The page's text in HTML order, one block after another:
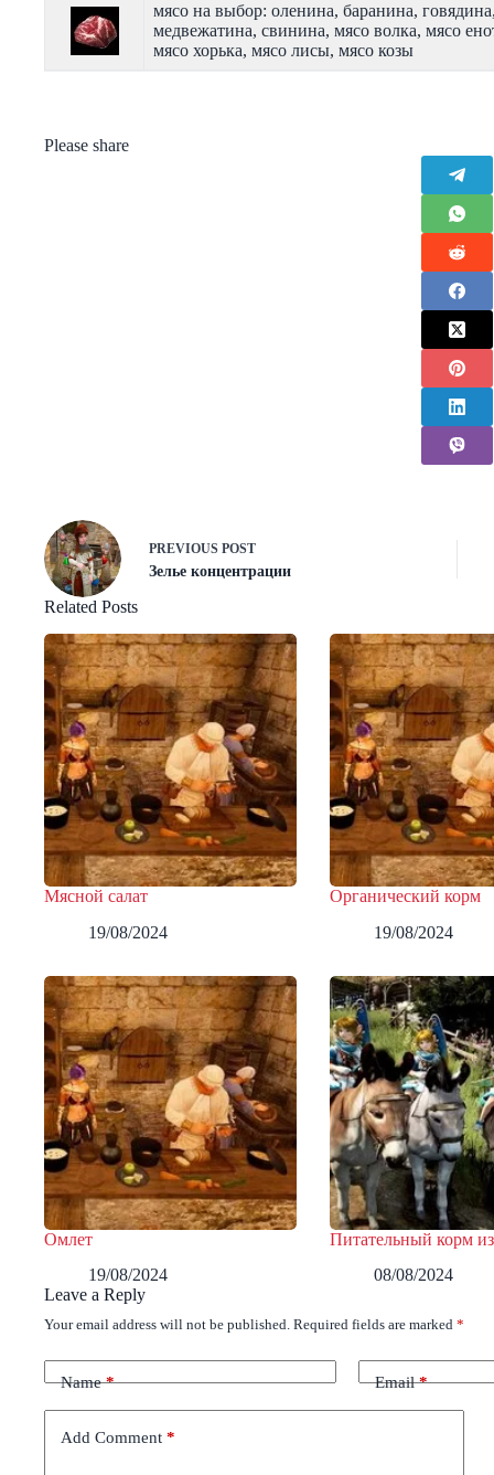
мясо на выбор: оленина, баранина, говядина,
медвежатина, свинина, мясо волка, мясо
мясо хорька, мясо лисы, мясо козы
Please share
PREVIOUS POST
Зелье концентрации
Related Posts
Мясной салат
19/08/2024
Органический корм
19/08/2024
Омлет
19/08/2024
Питательный корм
08/08/2024
Leave a Reply
Your email address will not be published. Required fields are marked *
Name* Email*
Add Comment *